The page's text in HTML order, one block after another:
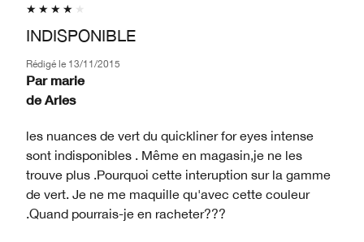
INDISPONIBLE
Rédigé le 13/11/2015
Par marie
de Arles
les nuances de vert du quickliner for eyes intense
sont indisponibles . Même en magasin,je ne les
trouve plus .Pourquoi cette interuption sur la gamme
de vert. Je ne me maquille qu'avec cette couleur
.Quand pourrais-je en racheter???